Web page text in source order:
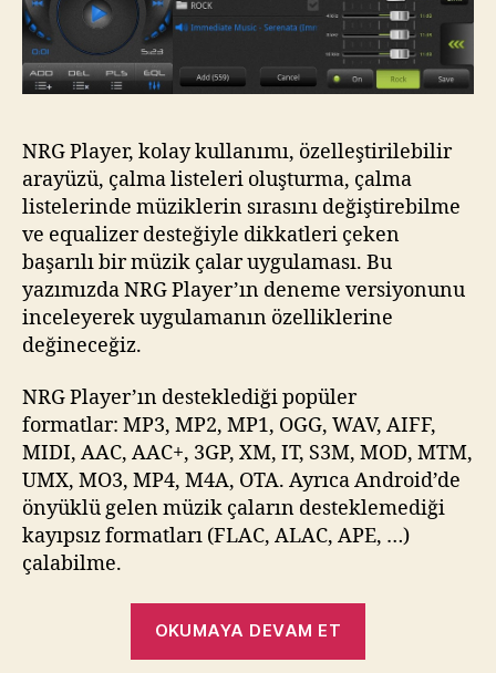
NRG Player, kolay kullanımı, özelleştirilebilir
arayüzü, çalma listeleri oluşturma, çalma
listelerinde müziklerin sırasını değiştirebilme
ve equalizer desteğiyle dikkatleri çeken
başarılı bir müzik çalar uygulaması. Bu
yazımızda NRG Player’ın deneme versiyonunu
inceleyerek uygulamanın özelliklerine
değineceğiz.
NRG Player’ın desteklediği popüler
formatlar: MP3, MP2, MP1, OGG, WAV, AIFF,
MIDI, AAC, AAC+, 3GP, XM, IT, S3M, MOD, MTM,
UMX, MO3, MP4, M4A, OTA. Ayrıca Android’de
önyüklü gelen müzik çaların desteklemediği
kayıpsız formatları (FLAC, ALAC, APE, …)
çalabilme.
OKUMAYA DEVAM ET